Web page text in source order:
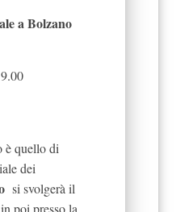
a Bolzano
è quello di
dei
si svolgerà il
poi presso la